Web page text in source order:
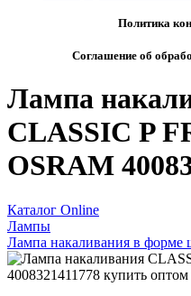
Политика
Соглашение об
Лампа
CLASSIC P
OSRAM
Каталог Online
Лампы
Лампа накаливания в форме